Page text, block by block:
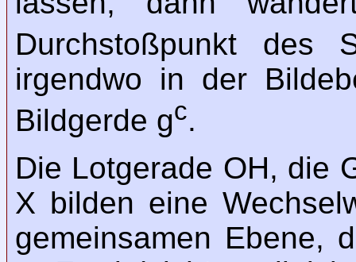
Durchstoßpunkt des
irgendwo in der
Bildgerde gc.
Die Lotgerade OH, die
X bilden eine
gemeinsamen Ebene,